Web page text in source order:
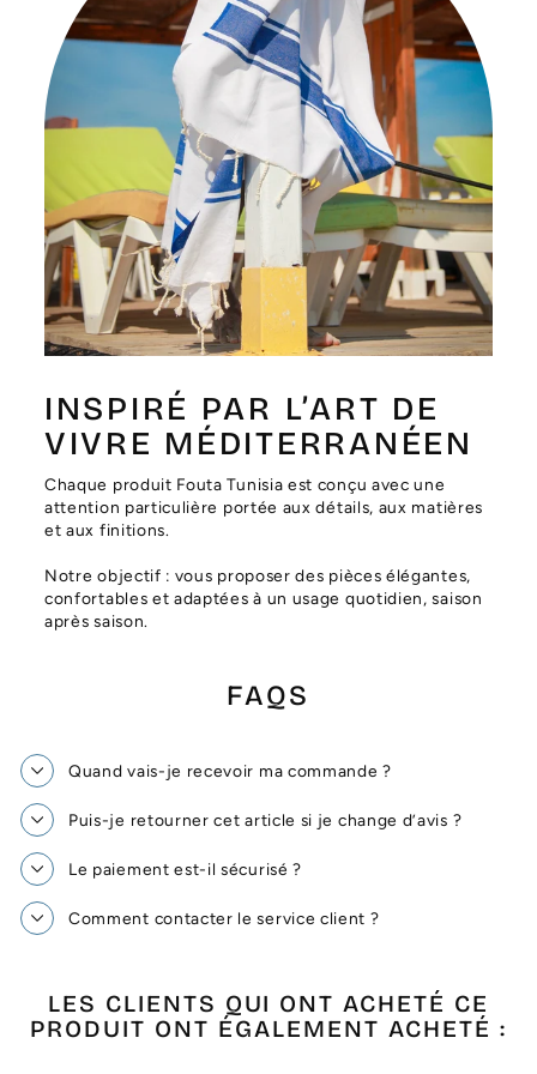
INSPIRÉ PAR L’ART DE
VIVRE MÉDITERRANÉEN
Chaque produit Fouta Tunisia est conçu avec une
attention particulière portée aux détails, aux matières
et aux finitions.
Notre objectif : vous proposer des pièces élégantes,
confortables et adaptées à un usage quotidien, saison
après saison.
FAQS
Quand vais-je recevoir ma commande ?
Puis-je retourner cet article si je change d’avis ?
Le paiement est-il sécurisé ?
Comment contacter le service client ?
LES CLIENTS QUI ONT ACHETÉ CE
PRODUIT ONT ÉGALEMENT ACHETÉ :